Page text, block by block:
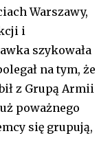
Warszawy,
i
szykowała
na tym, że
z Grupą Armii
poważnego
się grupują,